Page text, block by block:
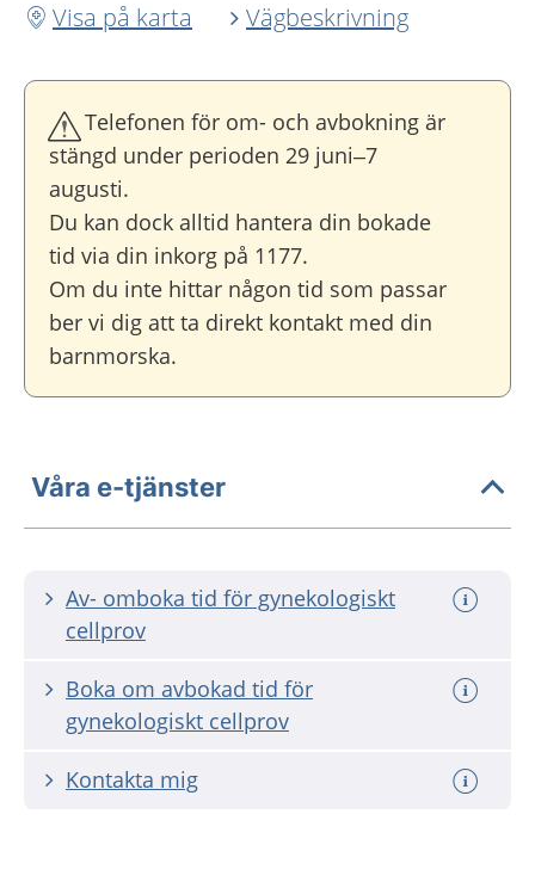
Visa på karta
Vägbeskrivning
Telefonen för om- och avbokning är
stängd under perioden 29 juni–7
augusti.
Du kan dock alltid hantera din bokade
tid via din inkorg på 1177.
Om du inte hittar någon tid som passar
ber vi dig att ta direkt kontakt med din
barnmorska.
Våra e-tjänster
Av- omboka tid för gynekologiskt
cellprov
Boka om avbokad tid för
gynekologiskt cellprov
Kontakta mig